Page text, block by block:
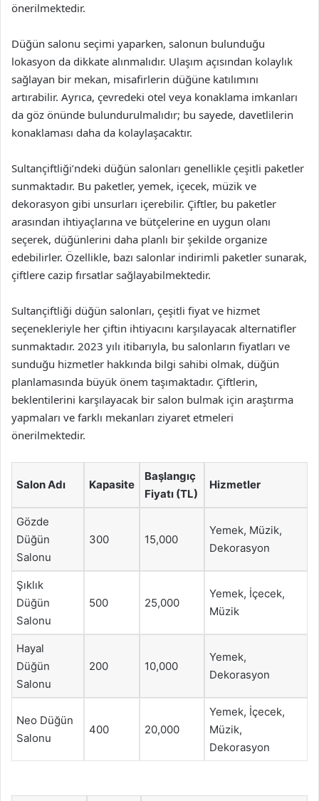
önerilmektedir.
Düğün salonu seçimi yaparken, salonun bulunduğu
lokasyon da dikkate alınmalıdır. Ulaşım açısından kolaylık
sağlayan bir mekan, misafirlerin düğüne katılımını
artırabilir. Ayrıca, çevredeki otel veya konaklama imkanları
da göz önünde bulundurulmalıdır; bu sayede, davetlilerin
konaklaması daha da kolaylaşacaktır.
Sultançiftliği’ndeki düğün salonları genellikle çeşitli paketler
sunmaktadır. Bu paketler, yemek, içecek, müzik ve
dekorasyon gibi unsurları içerebilir. Çiftler, bu paketler
arasından ihtiyaçlarına ve bütçelerine en uygun olanı
seçerek, düğünlerini daha planlı bir şekilde organize
edebilirler. Özellikle, bazı salonlar indirimli paketler sunarak,
çiftlere cazip fırsatlar sağlayabilmektedir.
Sultançiftliği düğün salonları, çeşitli fiyat ve hizmet
seçenekleriyle her çiftin ihtiyacını karşılayacak alternatifler
sunmaktadır. 2023 yılı itibarıyla, bu salonların fiyatları ve
sunduğu hizmetler hakkında bilgi sahibi olmak, düğün
planlamasında büyük önem taşımaktadır. Çiftlerin,
beklentilerini karşılayacak bir salon bulmak için araştırma
yapmaları ve farklı mekanları ziyaret etmeleri
önerilmektedir.
Salon Adı Kapasite
Başlangıç
Fiyatı (TL)
Hizmetler
Gözde
Düğün
Salonu
300 15,000
Yemek, Müzik,
Dekorasyon
Şıklık
Düğün
Salonu
500 25,000
Yemek, İçecek,
Müzik
Hayal
Düğün
Salonu
200 10,000
Yemek,
Dekorasyon
Neo Düğün
Salonu
400 20,000
Yemek, İçecek,
Müzik,
Dekorasyon